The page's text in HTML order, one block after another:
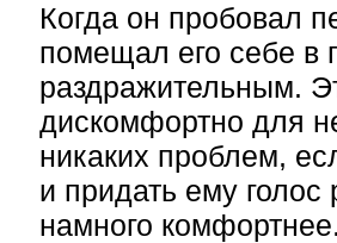
Когда он пробовал
помещал его себе в
раздражительным.
дискомфортно для
никаких проблем,
и придать ему
намного комфортнее.